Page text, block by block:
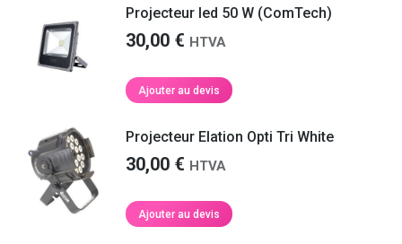
Projecteur led 50 W (ComTech)
30,00 € HTVA
Ajouter au devis
Projecteur Elation Opti Tri White
30,00 € HTVA
Ajouter au devis